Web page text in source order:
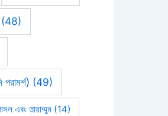
পরামর্শ) (49)
এবং তায়াম্মুম(14)